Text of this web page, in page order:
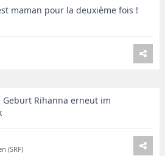
maman pour la deuxième fois !
Geburt Rihanna erneut im
(SRF)